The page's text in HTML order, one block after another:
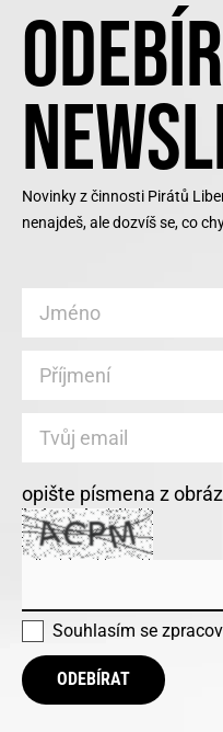
Novinky z činnosti Pirátů
nenajdeš, ale dozvíš se, co
opište písmena z
Souhlasím se
ODEBÍRAT